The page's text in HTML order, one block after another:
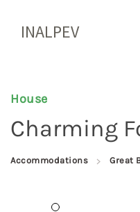
INALPEV
House
Charming
Accommodations Great